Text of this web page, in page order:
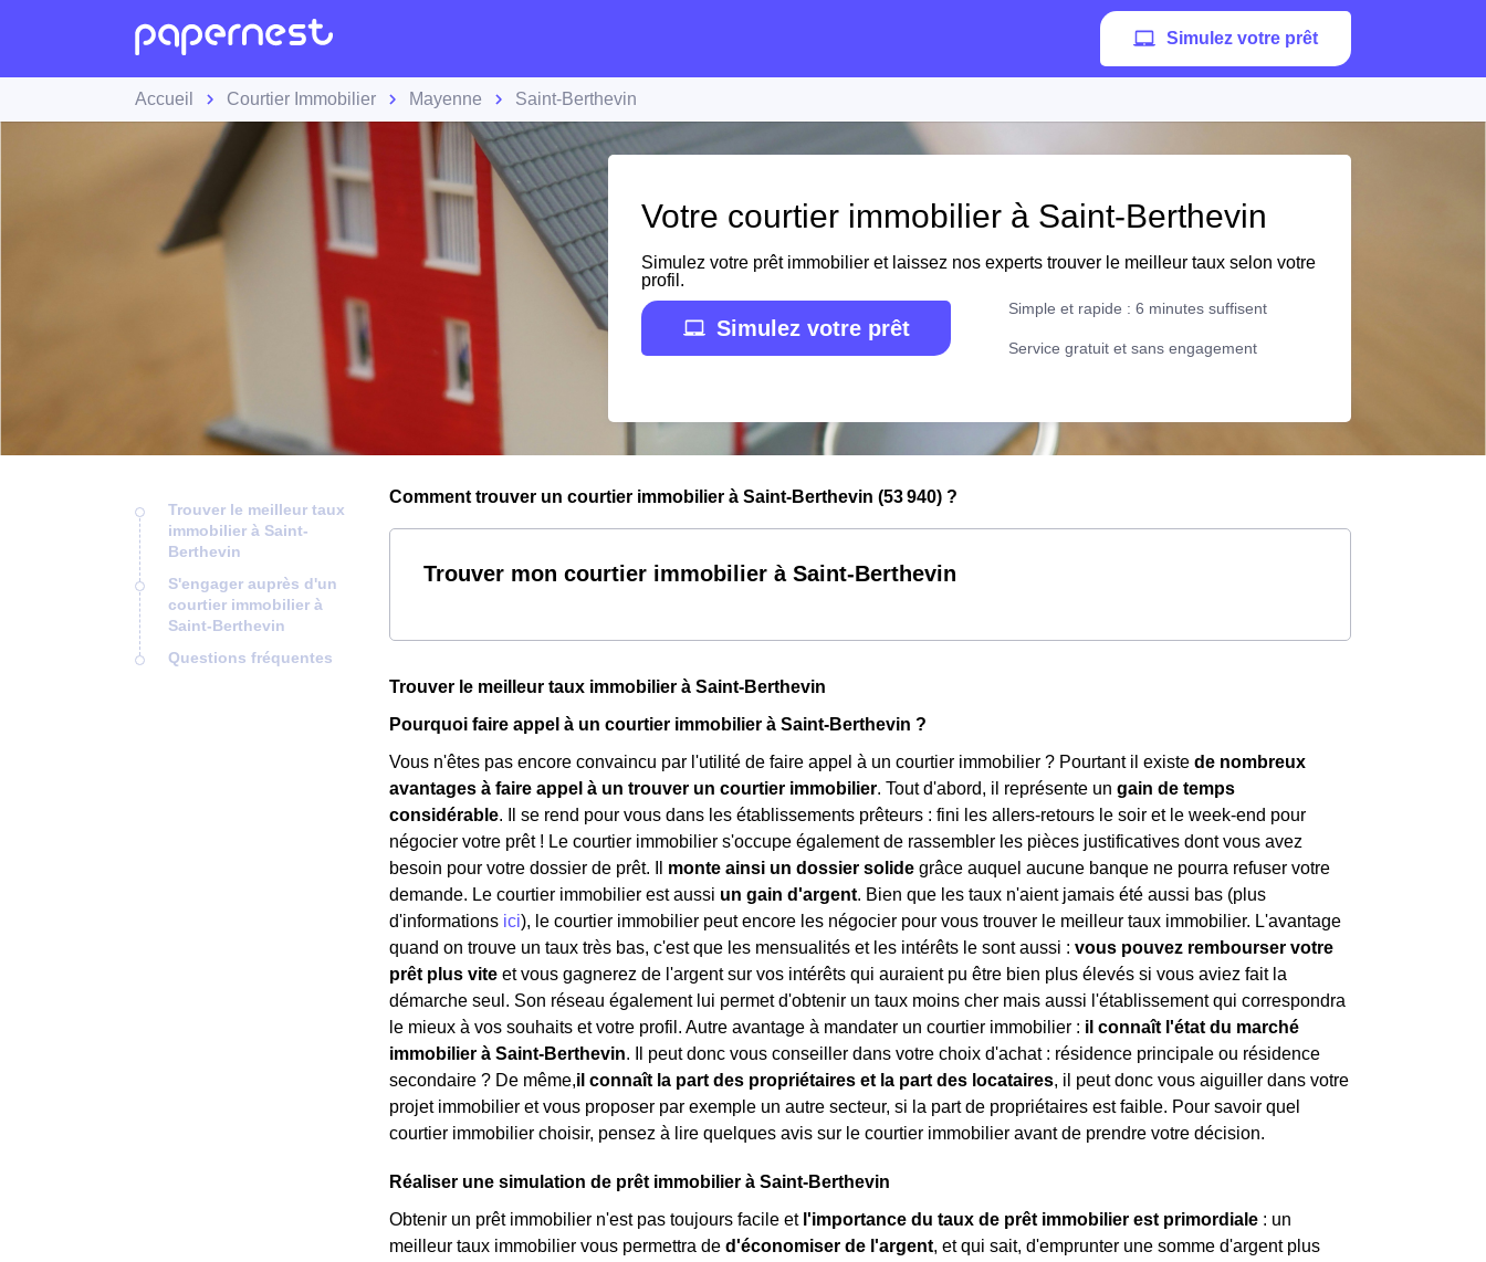
Simulez votre prêt
Accueil Courtier Immobilier Mayenne Saint-Berthevin
Votre courtier immobilier à Saint-Berthevin
Simulez votre prêt immobilier et laissez nos experts trouver le meilleur taux selon votre
profil.
Simulez votre prêt
Simple et rapide : 6 minutes suffisent
Service gratuit et sans engagement
Trouver le meilleur taux
immobilier à Saint-
Berthevin
S'engager auprès d'un
courtier immobilier à
Saint-Berthevin
Questions fréquentes
Comment trouver un courtier immobilier à Saint-Berthevin (53 940) ?
Trouver mon courtier immobilier à Saint-Berthevin
Trouver le meilleur taux immobilier à Saint-Berthevin
Pourquoi faire appel à un courtier immobilier à Saint-Berthevin ?
Vous n'êtes pas encore convaincu par l'utilité de faire appel à un courtier immobilier ? Pourtant il existe de nombreux
avantages à faire appel à un trouver un courtier immobilier. Tout d'abord, il représente un gain de temps
considérable. Il se rend pour vous dans les établissements prêteurs : fini les allers-retours le soir et le week-end pour
négocier votre prêt ! Le courtier immobilier s'occupe également de rassembler les pièces justificatives dont vous avez
besoin pour votre dossier de prêt. Il monte ainsi un dossier solide grâce auquel aucune banque ne pourra refuser votre
demande. Le courtier immobilier est aussi un gain d'argent. Bien que les taux n'aient jamais été aussi bas (plus
d'informations ici), le courtier immobilier peut encore les négocier pour vous trouver le meilleur taux immobilier. L'avantage
quand on trouve un taux très bas, c'est que les mensualités et les intérêts le sont aussi : vous pouvez rembourser votre
prêt plus vite et vous gagnerez de l'argent sur vos intérêts qui auraient pu être bien plus élevés si vous aviez fait la
démarche seul. Son réseau également lui permet d'obtenir un taux moins cher mais aussi l'établissement qui correspondra
le mieux à vos souhaits et votre profil. Autre avantage à mandater un courtier immobilier : il connaît l'état du marché
immobilier à Saint-Berthevin. Il peut donc vous conseiller dans votre choix d'achat : résidence principale ou résidence
secondaire ? De même,il connaît la part des propriétaires et la part des locataires, il peut donc vous aiguiller dans votre
projet immobilier et vous proposer par exemple un autre secteur, si la part de propriétaires est faible. Pour savoir quel
courtier immobilier choisir, pensez à lire quelques avis sur le courtier immobilier avant de prendre votre décision.
Réaliser une simulation de prêt immobilier à Saint-Berthevin
Obtenir un prêt immobilier n'est pas toujours facile et l'importance du taux de prêt immobilier est primordiale : un
meilleur taux immobilier vous permettra de d'économiser de l'argent, et qui sait, d'emprunter une somme d'argent plus